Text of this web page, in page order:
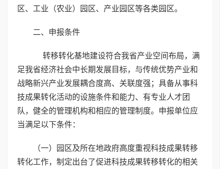
区、工业（农业）园区、产业园区等各类园区。
二、申报条件
转移转化基地建设符合我省产业空间布局，满
足我省经济社会中长期发展目标，与传统优势产业和
战略新兴产业发展耦合度高、关联度强；具备从事科
技成果转化活动的设施条件和能力、有专业人才团
队，健全的管理机构和相应的管理制度。申报单位应
当满足以下条件：
（一）园区及所在地政府高度重视科技成果转移
转化工作，制定出台了促进科技成果转移转化的相关